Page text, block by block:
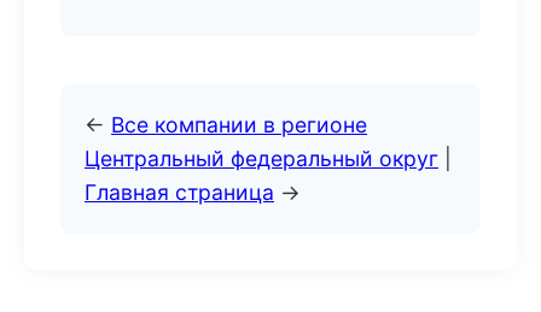
← Все компании в регионе
Центральный федеральный округ
Главная страница →